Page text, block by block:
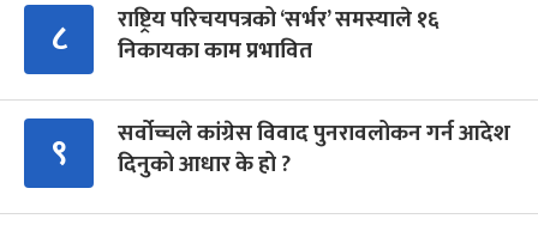
८
राष्ट्रिय परिचयपत्रको ‘सर्भर’ समस्याले १६
निकायका काम प्रभावित
९
सर्वोच्चले कांग्रेस विवाद पुनरावलोकन गर्न आदेश
दिनुको आधार के हो ?